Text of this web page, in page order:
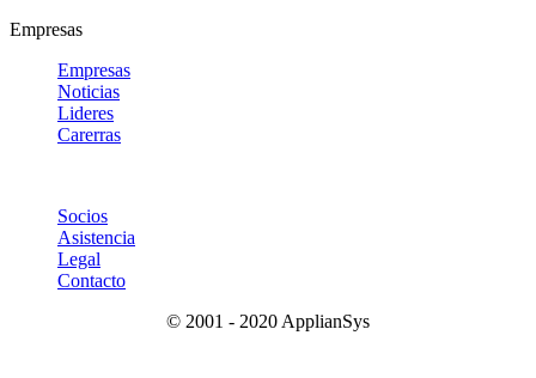
Empresas
Empresas
Noticias
Lideres
Carerras
Socios
Asistencia
Legal
Contacto
© 2001 - 2020 ApplianSys